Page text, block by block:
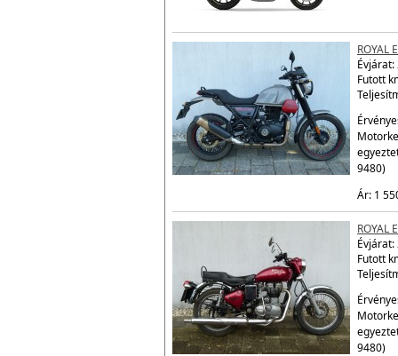
ROYAL
Évjárat:
Futott
9480)
Ár: 1
ROYAL
Évjárat:
Futott
9480)